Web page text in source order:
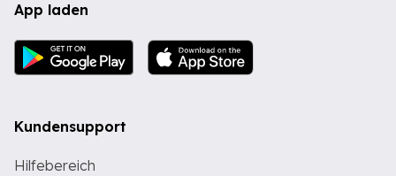
App laden
Kundensupport
Hilfebereich